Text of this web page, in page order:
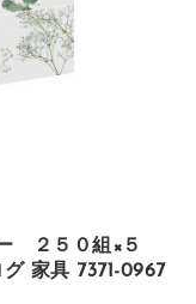
２５０組×５
家具 7371-0967